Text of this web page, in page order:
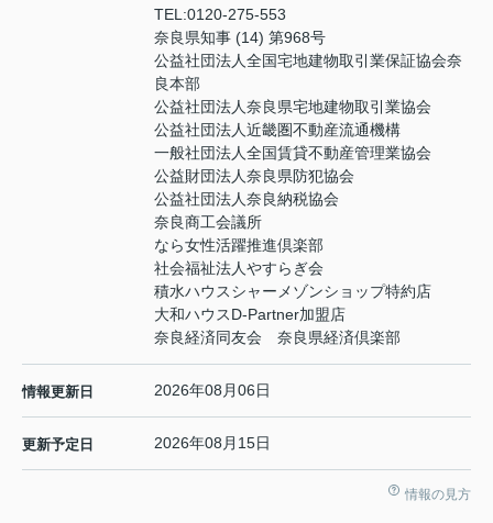
TEL:0120-275-553
奈良県知事 (14) 第968号
公益社団法人全国宅地建物取引業保証協会奈
良本部
公益社団法人奈良県宅地建物取引業協会
公益社団法人近畿圏不動産流通機構
一般社団法人全国賃貸不動産管理業協会
公益財団法人奈良県防犯協会
公益社団法人奈良納税協会
奈良商工会議所
なら女性活躍推進倶楽部
社会福祉法人やすらぎ会
積水ハウスシャーメゾンショップ特約店
大和ハウスD-Partner加盟店
奈良経済同友会 奈良県経済倶楽部
情報更新日 2026年08月06日
更新予定日 2026年08月15日
情報の見方